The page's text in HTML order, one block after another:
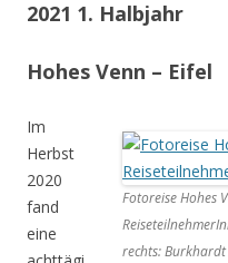
2021 1. Halbjahr
Hohes Venn – Eifel
Fotoreise Hohes
rechts:
Im
Herbst
2020
fand
eine